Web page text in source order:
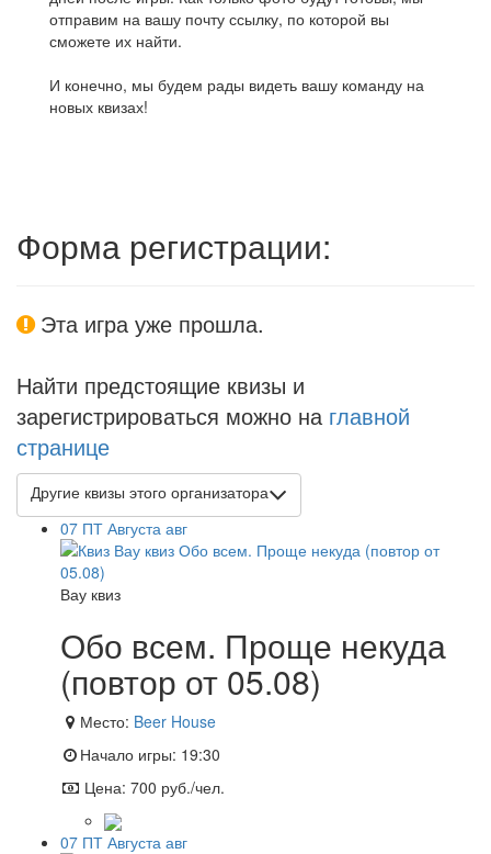
отправим на вашу почту ссылку, по которой вы
сможете их найти.
И конечно, мы будем рады видеть вашу команду на
новых квизах!
Форма регистрации:
Эта игра уже прошла.
Найти предстоящие квизы и
зарегистрироваться можно на главной
странице
Другие квизы этого организатора
07 ПТ Августа авг
Вау квиз
Обо всем. Проще некуда
(повтор от 05.08)
Место: Beer House
Начало игры: 19:30
Цена: 700 руб./чел.
07 ПТ Августа авг